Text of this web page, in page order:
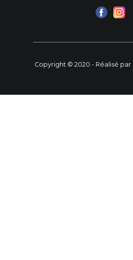
Copyright © 2020 - Réalisé par